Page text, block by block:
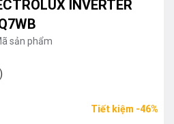
INVERTER
sản phẩm
Tiết kiệm -46%